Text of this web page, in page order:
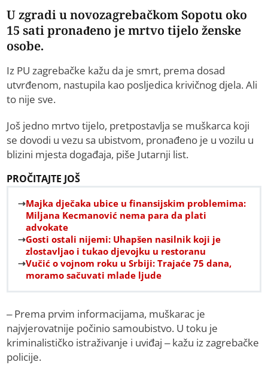
U zgradi u novozagrebačkom Sopotu oko
15 sati pronađeno je mrtvo tijelo ženske
osobe.
Iz PU zagrebačke kažu da je smrt, prema dosad
utvrđenom, nastupila kao posljedica krivičnog djela. Ali
to nije sve.
Još jedno mrtvo tijelo, pretpostavlja se muškarca koji
se dovodi u vezu sa ubistvom, pronađeno je u vozilu u
blizini mjesta događaja, piše Jutarnji list.
PROČITAJTE JOŠ
Majka dječaka ubice u finansijskim problemima:
Miljana Kecmanović nema para da plati
advokate
Gosti ostali nijemi: Uhapšen nasilnik koji je
zlostavljao i tukao djevojku u restoranu
Vučić o vojnom roku u Srbiji: Trajaće 75 dana,
moramo sačuvati mlade ljude
– Prema prvim informacijama, muškarac je
najvjerovatnije počinio samoubistvo. U toku je
kriminalističko istraživanje i uviđaj – kažu iz zagrebačke
policije.